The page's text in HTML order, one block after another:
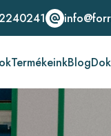
TermékeinkBlog